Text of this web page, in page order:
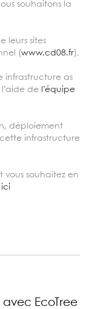
souhaitons la
leurs sites
(www.cd08.fr).
infrastructure as
de
l’équipe
déploiement
infrastructure
souhaitez en
ici
EcoTree